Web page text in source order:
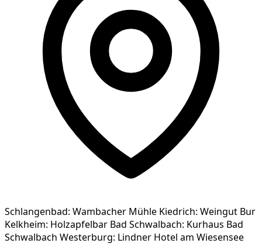
Schlangenbad: Wambacher Mühle Kiedrich: Weingut Bur
Kelkheim: Holzapfelbar Bad Schwalbach: Kurhaus Bad
Schwalbach Westerburg: Lindner Hotel am Wiesensee